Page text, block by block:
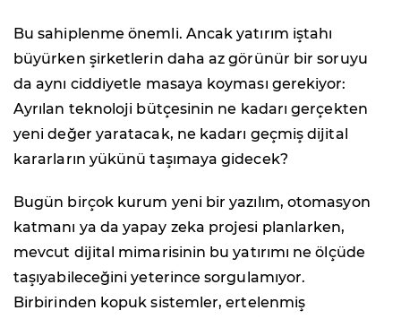
Bu sahiplenme önemli. Ancak yatırım iştahı
büyürken şirketlerin daha az görünür bir soruyu
da aynı ciddiyetle masaya koyması gerekiyor:
Ayrılan teknoloji bütçesinin ne kadarı gerçekten
yeni değer yaratacak, ne kadarı geçmiş dijital
kararların yükünü taşımaya gidecek?
Bugün birçok kurum yeni bir yazılım, otomasyon
katmanı ya da yapay zeka projesi planlarken,
mevcut dijital mimarisinin bu yatırımı ne ölçüde
taşıyabileceğini yeterince sorgulamıyor.
Birbirinden kopuk sistemler, ertelenmiş